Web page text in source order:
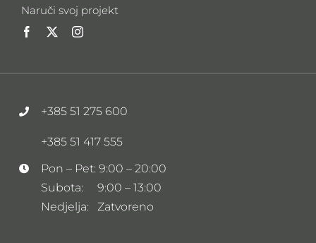
Naruči svoj projekt
+385 51 275 600
+385 51 417 555
Pon – Pet: 9:00 – 20:00
Subota: 9:00 – 13:00
Nedjelja: Zatvoreno